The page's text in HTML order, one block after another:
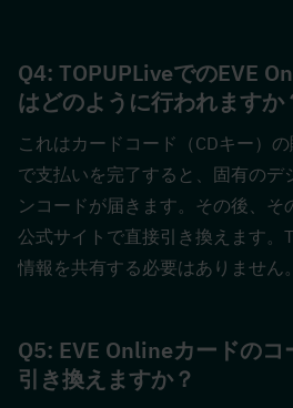
Q4: TOPUPLiveでのEVE
はどのように行われますか
これはカードコード（CDキー）
で支払いを完了すると、固有のデ
ンコードが届きます。その後、そ
公式サイトで直接引き換えます。
情報を共有する必要はありません。
Q5: EVE Onlineカードの
引き換えますか？